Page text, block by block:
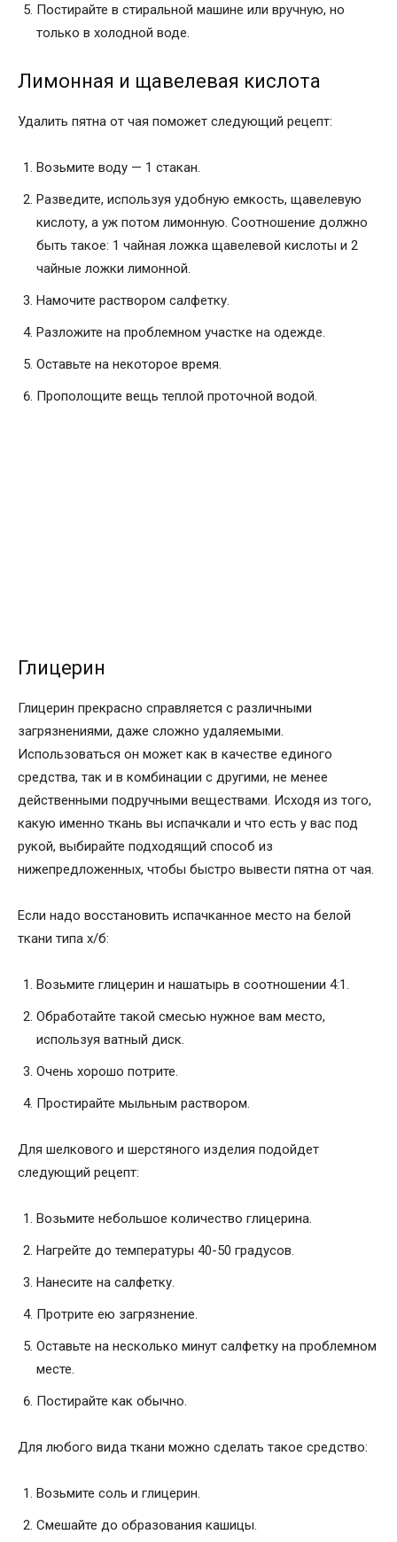
Постирайте в стиральной машине или вручную, но
только в холодной воде.
Лимонная и щавелевая кислота
Удалить пятна от чая поможет следующий рецепт:
Возьмите воду — 1 стакан.
Разведите, используя удобную емкость, щавелевую
кислоту, а уж потом лимонную. Соотношение должно
быть такое: 1 чайная ложка щавелевой кислоты и 2
чайные ложки лимонной.
Намочите раствором салфетку.
Разложите на проблемном участке на одежде.
Оставьте на некоторое время.
Прополощите вещь теплой проточной водой.
Глицерин
Глицерин прекрасно справляется с различными
загрязнениями, даже сложно удаляемыми.
Использоваться он может как в качестве единого
средства, так и в комбинации с другими, не менее
действенными подручными веществами. Исходя из того,
какую именно ткань вы испачкали и что есть у вас под
рукой, выбирайте подходящий способ из
нижепредложенных, чтобы быстро вывести пятна от чая.
Если надо восстановить испачканное место на белой
ткани типа х/б:
Возьмите глицерин и нашатырь в соотношении 4:1.
Обработайте такой смесью нужное вам место,
используя ватный диск.
Очень хорошо потрите.
Простирайте мыльным раствором.
Для шелкового и шерстяного изделия подойдет
следующий рецепт:
Возьмите небольшое количество глицерина.
Нагрейте до температуры 40-50 градусов.
Нанесите на салфетку.
Протрите ею загрязнение.
Оставьте на несколько минут салфетку на проблемном
месте.
Постирайте как обычно.
Для любого вида ткани можно сделать такое средство:
Возьмите соль и глицерин.
Смешайте до образования кашицы.